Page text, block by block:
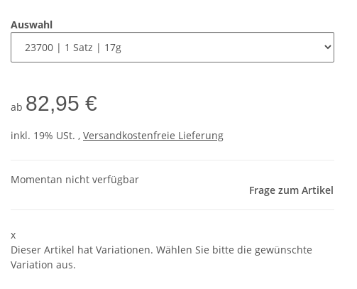
Auswahl
ab 82,95 €
inkl. 19% USt. , Versandkostenfreie Lieferung
Momentan nicht verfügbar
Frage zum Artikel
x
Dieser Artikel hat Variationen. Wählen Sie bitte die gewünschte
Variation aus.